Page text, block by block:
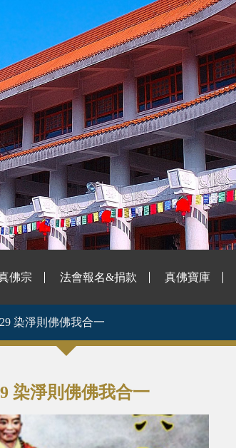
佛宗 法會報名&捐款 真佛寶庫
染淨則佛佛我合一
染淨則佛佛我合一